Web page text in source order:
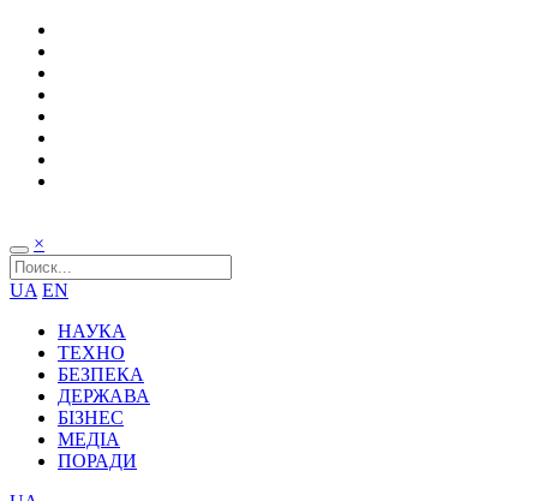
×
UA EN
НАУКА
ТЕХНО
БЕЗПЕКА
ДЕРЖАВА
БІЗНЕС
МЕДІА
ПОРАДИ